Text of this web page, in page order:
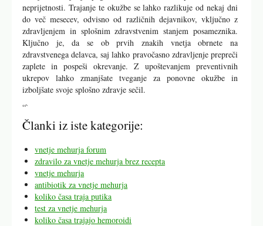
neprijetnosti. Trajanje te okužbe se lahko razlikuje od nekaj dni
do več mesecev, odvisno od različnih dejavnikov, vključno z
zdravljenjem in splošnim zdravstvenim stanjem posameznika.
Ključno je, da se ob prvih znakih vnetja obrnete na
zdravstvenega delavca, saj lahko pravočasno zdravljenje prepreči
zaplete in pospeši okrevanje. Z upoštevanjem preventivnih
ukrepov lahko zmanjšate tveganje za ponovne okužbe in
izboljšate svoje splošno zdravje sečil.
“`
Članki iz iste kategorije:
vnetje mehurja forum
zdravilo za vnetje mehurja brez recepta
vnetje mehurja
antibiotik za vnetje mehurja
koliko časa traja putika
test za vnetje mehurja
koliko časa trajajo hemoroidi